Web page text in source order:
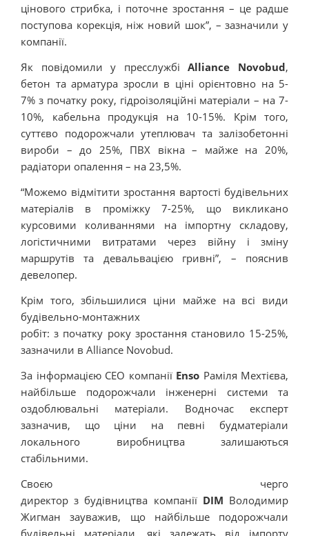
цінового стрибка, і поточне зростання – це радше
поступова корекція, ніж новий шок”, – зазначили у
компанії.
Як повідомили у пресслужбіAlliance Novobud,
бетон та арматура зросли в ціні орієнтовно на 5-
7% з початку року, гідроізоляційні матеріали – на 7-
10%, кабельна продукція на 10-15%. Крім того,
суттєво подорожчали утеплювач та залізобетонні
вироби – до 25%, ПВХ вікна – майже на 20%,
радіатори опалення – на 23,5%.
“Можемо відмітити зростання вартості будівельних
матеріалів в проміжку 7-25%, що викликано
курсовими коливаннями на імпортну складову,
логістичними витратами через війну і зміну
маршрутів та девальвацією гривні”, – пояснив
девелопер.
Крім того, збільшилися ціни майже на всі види
будівельно-монтажних
робіт: з початку року зростання становило 15-25%,
зазначили в Alliance Novobud.
За інформацією СЕО компанії Enso Раміля Мехтієва,
найбільше подорожчали інженерні системи та
оздоблювальні матеріали. Водночас експерт
зазначив, що ціни на певні будматеріали
локального виробництва залишаються
стабільними.
Своєю черго
директор з будівництва компанії DIM Володимир
Жигман зауважив, що найбільше подорожчали